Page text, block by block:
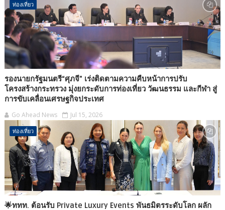
ท่องเที่ยว
รองนายกรัฐมนตรี“ศุภจี” เร่งติดตามความคืบหน้าการปรับ
โครงสร้างกระทรวง มุ่งยกระดับการท่องเที่ยว วัฒนธรรม และกีฬา สู่
การขับเคลื่อนเศรษฐกิจประเทศ
Go Ahead News Jul 15, 2026
ท่องเที่ยว
🌟ททท. ต้อนรับ Private Luxury Events พันธมิตรระดับโลก ผลัก